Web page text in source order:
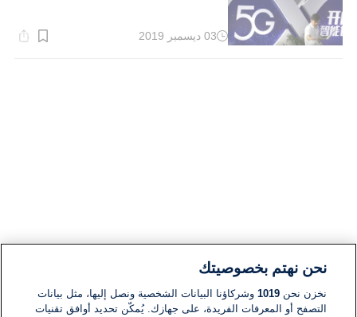
وقت
03 ديسمبر 2019
نحن نهتم بخصوصيتك
نخزن نحن1019 وشركاؤنا البيانات الشخصية ونصل إليها، مثل بيانات
التصفح أو المعرفات الفريدة، على جهازك. يُمكّن تحديد أوافق تقنيات